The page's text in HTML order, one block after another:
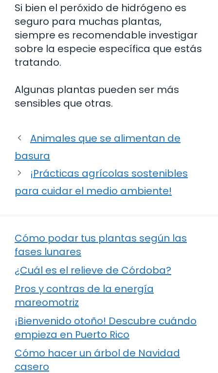
Si bien el peróxido de hidrógeno es
seguro para muchas plantas,
siempre es recomendable investigar
sobre la especie específica que estás
tratando.
Algunas plantas pueden ser más
sensibles que otras.
Animales que se alimentan de
basura
¡Prácticas agrícolas sostenibles
para cuidar el medio ambiente!
Cómo podar tus plantas según las
fases lunares
¿Cuál es el relieve de Córdoba?
Pros y contras de la energía
mareomotriz
¡Bienvenido otoño! Descubre cuándo
empieza en Puerto Rico
Cómo hacer un árbol de Navidad
casero